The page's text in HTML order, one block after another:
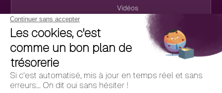
Vidéos
NOUS RETROUVER
CONTACT
hello@okimia.com
01 76 50 33 88
RÉSEAUX SOCIAUX
Youtube